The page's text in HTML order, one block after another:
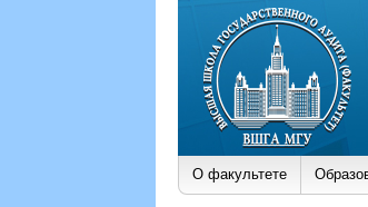
О факультете